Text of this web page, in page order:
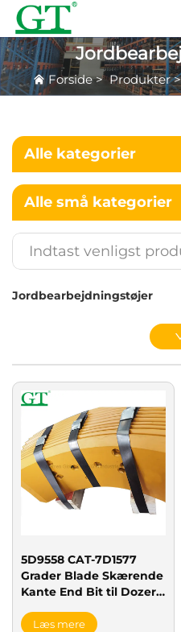
Forside>Produkter
Alle kategorier
Alle små kategorier
Jordbearbejdningstøjer
5D9558 CAT-7D1577
Grader Blade Skærende
Kante End Bit til Dozer
Læs mere